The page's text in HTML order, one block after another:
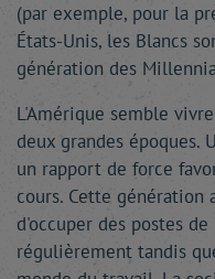
(par exemple, pour la
États-Unis, les Blancs
génération des
L'Amérique semble
deux grandes époques.
un rapport de force
cours. Cette génération
d'occuper des postes
régulièrement tandis